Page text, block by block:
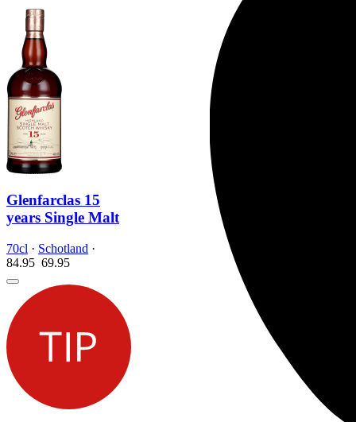
Glenfarclas 15
years Single Malt
70cl · Schotland ·
84.95 69.95